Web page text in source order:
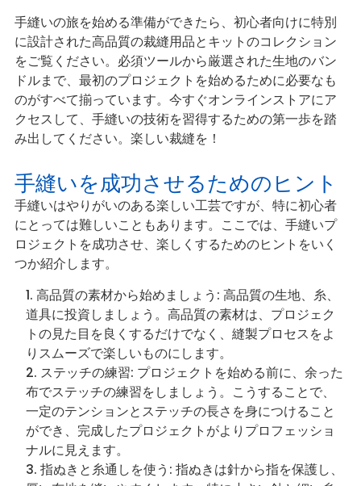
手縫いの旅を始める準備ができたら、初心者向けに特別
に設計された高品質の裁縫用品とキットのコレクション
をご覧ください。必須ツールから厳選された生地のバン
ドルまで、最初のプロジェクトを始めるために必要なも
のがすべて揃っています。今すぐオンラインストアにア
クセスして、手縫いの技術を習得するための第一歩を踏
み出してください。楽しい裁縫を！
手縫いを成功させるためのヒント
手縫いはやりがいのある楽しい工芸ですが、特に初心者
にとっては難しいこともあります。ここでは、手縫いプ
ロジェクトを成功させ、楽しくするためのヒントをいく
つか紹介します。
高品質の素材から始めましょう: 高品質の生地、糸、
道具に投資しましょう。高品質の素材は、プロジェク
トの見た目を良くするだけでなく、縫製プロセスをよ
りスムーズで楽しいものにします。
ステッチの練習: プロジェクトを始める前に、余った
布でステッチの練習をしましょう。こうすることで、
一定のテンションとステッチの長さを身につけること
ができ、完成したプロジェクトがよりプロフェッショ
ナルに見えます。
指ぬきと糸通しを使う: 指ぬきは針から指を保護し、